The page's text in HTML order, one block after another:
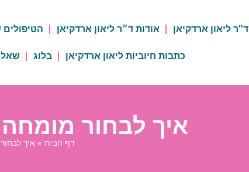
ד"ר ליאון ארדקיאן אודות ד״ר ליאון ארדקיאן הטיפולים
כתבות חיוביות ליאון ארדקיאן בלוג
איך לבחור מומחה
דף הבית » איך